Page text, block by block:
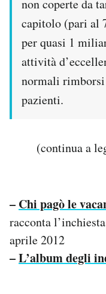
non coperte da
capitolo (pari al
per quasi 1
attività
normali
pazienti.
(continua a
– Chi pagò le
racconta
aprile 2012
–L’album degli